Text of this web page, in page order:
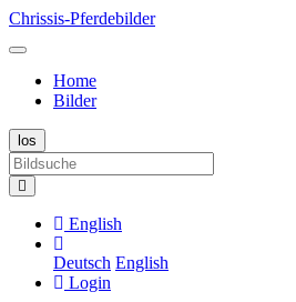
Chrissis-Pferdebilder
Home
Bilder
English
Deutsch English
Login